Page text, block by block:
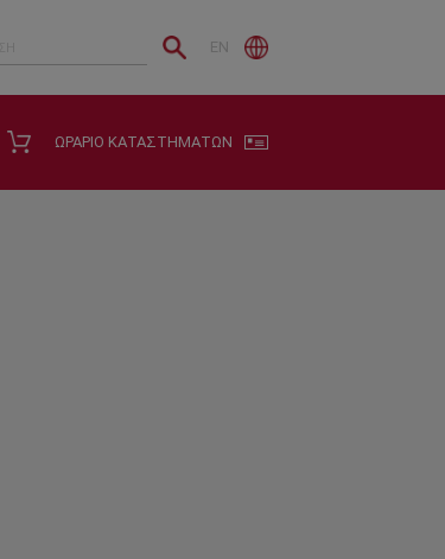
EN
ΩΡΑΡΙΟ ΚΑΤΑΣΤΗΜΑΤΩΝ